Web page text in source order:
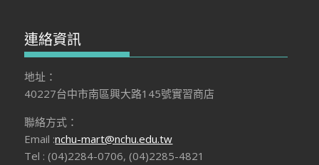
連絡資訊
地址：
40227台中市南區興大路145號實習商店
聯絡方式：
Email :nchu-mart@nchu.edu.tw
Tel : (04)2284-0706, (04)2285-4821